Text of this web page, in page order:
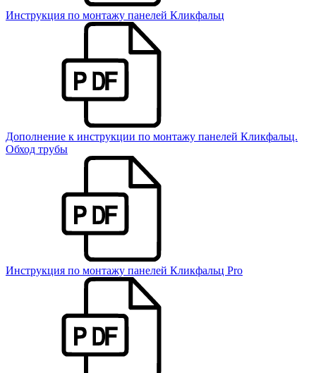
Инструкция по монтажу панелей Кликфальц
Дополнение к инструкции по монтажу панелей Кликфальц.
Обход трубы
Инструкция по монтажу панелей Кликфальц Pro